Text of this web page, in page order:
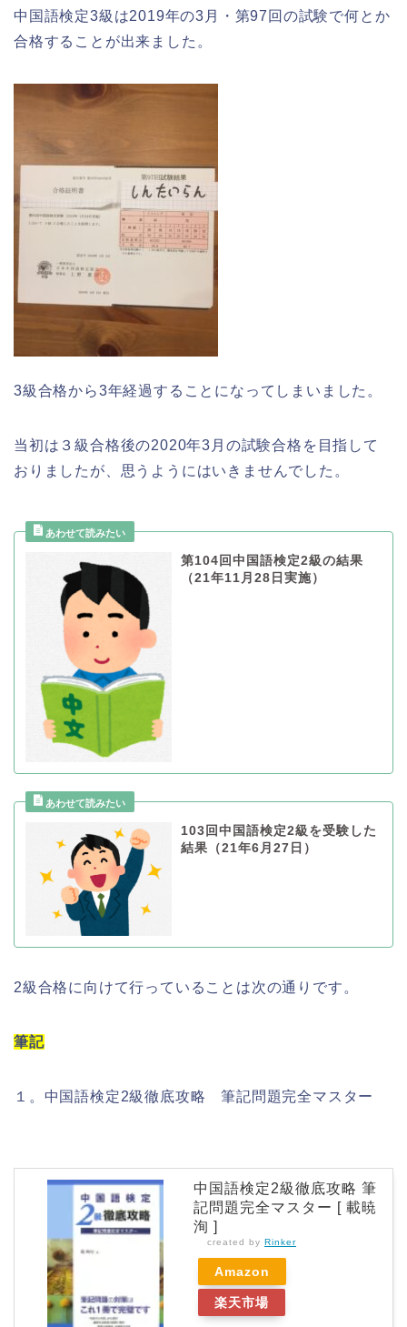
中国語検定3級は2019年の3月・第97回の試験で何とか
合格することが出来ました。
3級合格から3年経過することになってしまいました。
当初は３級合格後の2020年3月の試験合格を目指して
おりましたが、思うようにはいきませんでした。
第104回中国語検定2級の結果
（21年11月28日実施）
103回中国語検定2級を受験した
結果（21年6月27日）
2級合格に向けて行っていることは次の通りです。
筆記
１。中国語検定2級徹底攻略 筆記問題完全マスター
中国語検定2級徹底攻略 筆
記問題完全マスター [ 載暁
洵 ]
created by Rinker
Amazon
楽天市場